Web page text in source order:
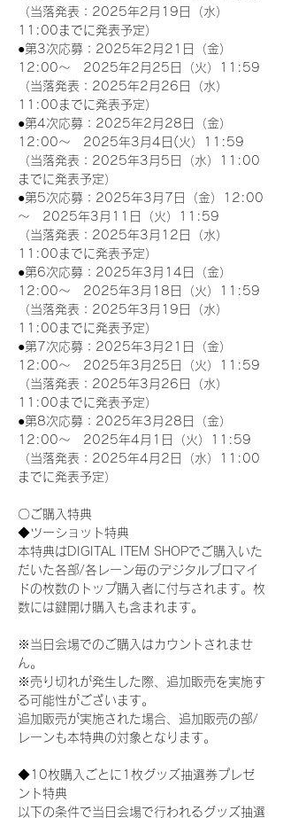
（当落発表：2025年2月19日（水）
11:00までに発表予定）
●第3次応募：2025年2月21日（金）
12:00～　2025年2月25日（火）11:59
（当落発表：2025年2月26日（水）
11:00までに発表予定）
●第4次応募：2025年2月28日（金）
12:00～　2025年3月4日(火）11:59
（当落発表：2025年3月5日（水）11:00
までに発表予定）
●第5次応募：2025年3月7日（金）12:00
～　2025年3月11日（火）11:59
（当落発表：2025年3月12日（水）
11:00までに発表予定）
●第6次応募：2025年3月14日（金）
12:00～　2025年3月18日（火）11:59
（当落発表：2025年3月19日（水）
11:00までに発表予定）
●第7次応募：2025年3月21日（金）
12:00～　2025年3月25日（火）11:59
（当落発表：2025年3月26日（水）
11:00までに発表予定）
●第8次応募：2025年3月28日（金）
12:00～　2025年4月1日（火）11:59
（当落発表：2025年4月2日（水）11:00
までに発表予定）
〇ご購入特典
◆ツーショット特典
本特典はDIGITAL ITEM SHOPでご購入いた
だいた各部/各レーン毎のデジタルブロマイ
ドの枚数のトップ購入者に付与されます。枚
数には鍵開け購入も含まれます。
※当日会場でのご購入はカウントされませ
ん。
※売り切れが発生した際、追加販売を実施す
る可能性がございます。
追加販売が実施された場合、追加販売の部/
レーンも本特典の対象となります。
◆10枚購入ごとに1枚グッズ抽選券プレゼ
ント特典
以下の条件で当日会場で行われるグッズ抽選